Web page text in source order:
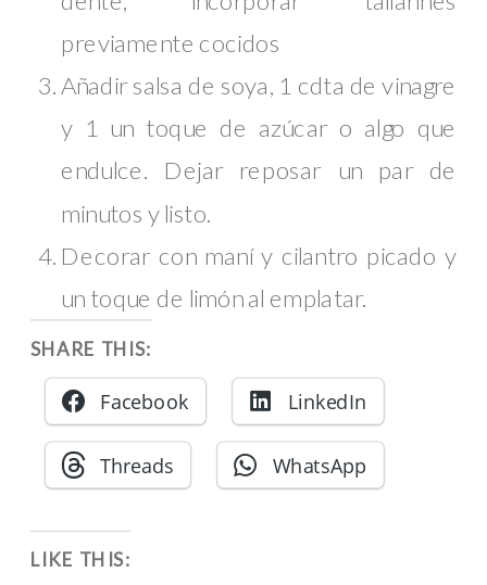
previamente cocidos
Añadir salsa de soya, 1 cdta de vinagre
y 1 un toque de azúcar o algo que
endulce. Dejar reposar un par de
minutos y listo.
Decorar con maní y cilantro picado y
un toque de limón al emplatar.
SHARE THIS:
Facebook LinkedIn
Threads WhatsApp
LIKE THIS: